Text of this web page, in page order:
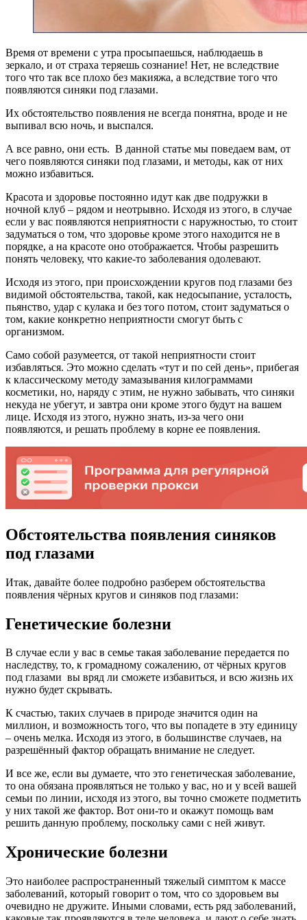
Время от времени с утра просыпаешься, наблюдаешь в
зеркало, и от страха теряешь сознание! Нет, не вследствие
того что так все плохо без макияжа, а вследствие того что
появляются синяки под глазами.
Их обстоятельство появления не всегда понятна, вроде и не
выпивал всю ночь, и выспался.
А все равно, они есть. В данной статье мы поведаем вам, от
чего появляются синяки под глазами, и методы, как от них
можно избавиться.
Красота и здоровье постоянно идут как две подружки в
ночной клуб – рядом и неотрывно. Исходя из этого, в случае
если у вас появляются неприятности с наружностью, то стоит
задуматься о том, что здоровье кроме этого находится не в
порядке, а на красоте оно отображается. Чтобы разрешить
понять человеку, что какие-то заболевания одолевают.
Исходя из этого, при происхождении кругов под глазами без
видимой обстоятельства, такой, как недосыпание, усталость,
пьянство, удар с кулака и без того потом, стоит задуматься о
том, какие конкретно неприятности смогут быть с
организмом.
Само собой разумеется, от такой неприятности стоит
избавляться. Это можно сделать «тут и по сей день», прибегая
к классическому методу замазывания килограммами
косметики, но, наряду с этим, не нужно забывать, что синяки
некуда не убегут, и завтра они кроме этого будут на вашем
лице. Исходя из этого, нужно знать, из-за чего они
появляются, и решать проблему в корне ее появления.
Обстоятельства появления синяков
под глазами
Итак, давайте более подробно разберем обстоятельства
появления чёрных кругов и синяков под глазами:
Генетические болезни
В случае если у вас в семье такая заболевание передается по
наследству, то, к громадному сожалению, от чёрных кругов
под глазами вы вряд ли сможете избавиться, и всю жизнь их
нужно будет скрывать.
К счастью, таких случаев в природе значится один на
миллион, и возможность того, что вы попадете в эту единицу
– очень мелка. Исходя из этого, в большинстве случаев, на
разрешённый фактор обращать внимание не следует.
И все же, если вы думаете, что это генетическая заболевание,
то она обязана проявляться не только у вас, но и у всей вашей
семьи по линии, исходя из этого, вы точно сможете подметить
у них такой же фактор. Вот они-то и окажут помощь вам
решить данную проблему, поскольку сами с ней живут.
Хронические болезни
Это наиболее распространенный тяжелый симптом к массе
заболеваний, который говорит о том, что со здоровьем вы
очевидно не дружите. Иными словами, есть ряд заболеваний,